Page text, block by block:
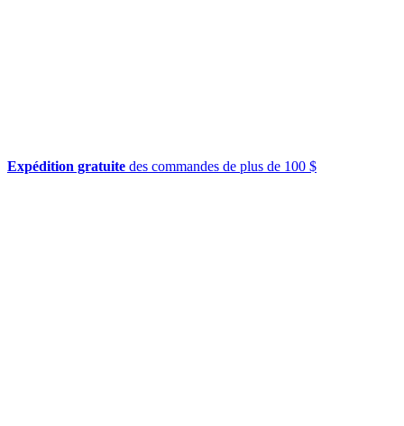
Expédition gratuite des commandes de plus de 100 $